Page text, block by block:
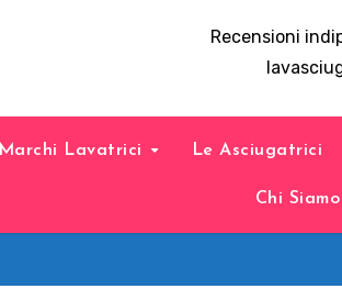
Recensioni
Marchi Lavatrici Le Asciugatrici
Chi Siamo